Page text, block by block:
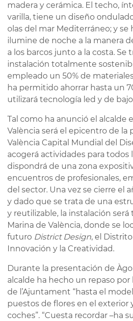
madera y cerámica. El techo,
varilla, tiene un diseño
olas del mar Mediterráneo; y se
ilumine de noche a la manera
a los barcos junto a la costa. Se
instalación totalmente
empleado un 50% de
ha permitido ahorrar hasta un
utilizará tecnología led y de
Tal como ha anunció el alcalde
València será el epicentro de la
València Capital Mundial del
acogerá actividades para todos
dispondrá de una zona
encuentros de profesionales,
del sector. Una vez se cierre el
y dado que se trata de una
y reutilizable, la instalación será
Marina de València, donde se
futuro District Design, el
Innovación y la Creatividad.
Durante la presentación de
alcalde ha hecho un repaso por
de l’Ajuntament “hasta el
puestos de flores en el exterior
coches”. “Cuesta recordar –ha